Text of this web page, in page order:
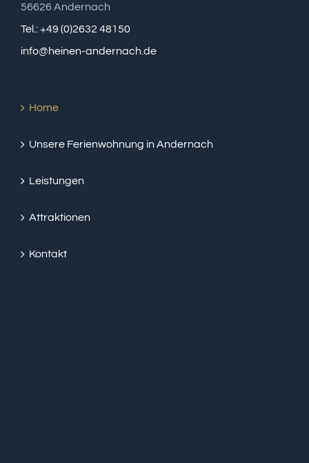
56626 Andernach
Tel.: +49 (0)2632 48150
info@heinen-andernach.de
Home
Unsere Ferienwohnung in Andernach
Leistungen
Attraktionen
Kontakt